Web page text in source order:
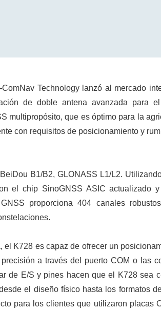
ComNav Technology lanzó al mercado
de doble antena avanzada para el
multipropósito, que es óptimo para la
con requisitos de posicionamiento y
B1/B2, GLONASS L1/L2.
el chip SinoGNSS ASIC actualizado
proporciona 404 canales
K728 es capaz de ofrecer un
a través del puerto COM o las
de E/S y pines hacen que el K728 sea
el diseño físico hasta los formatos
para los clientes que utilizaron placas